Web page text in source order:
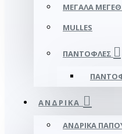
ΜΕΓΆΛΑ
MULLES
ΠΑΝΤΌΦΛΕΣ
ΑΝΔΡΙΚΆ
ΑΝΔΡΙΚΆ